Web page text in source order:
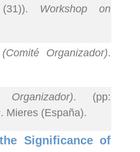
(31)). Workshop on
(Comité Organizador).
Organizador). (pp:
. Mieres (España).
Significance of